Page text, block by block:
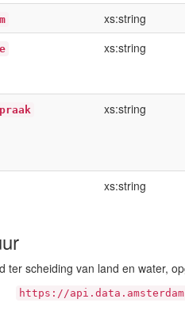
xs:string
xs:string
xs:string
xs:string
ter scheiding van land en water,
https://